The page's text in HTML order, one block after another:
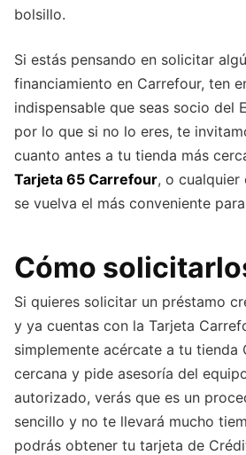
bolsillo.
Si estás pensando en solicitar
financiamiento en Carrefour, ten
indispensable que seas socio del
por lo que si no lo eres, te
cuanto antes a tu tienda más
Tarjeta 65 Carrefour, o cualquier
se vuelva el más conveniente
Cómo
Si quieres solicitar un préstamo
y ya cuentas con la Tarjeta
simplemente acércate a tu tienda
cercana y pide asesoría del
autorizado, verás que es un
sencillo y no te llevará mucho
podrás obtener tu tarjeta de